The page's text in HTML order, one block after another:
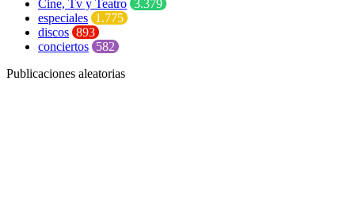
Cine, Tv y Teatro 3.379
especiales 1.775
discos 893
conciertos 582
Publicaciones aleatorias